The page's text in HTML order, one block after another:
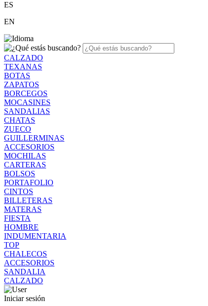
ES
EN
CALZADO
TEXANAS
BOTAS
ZAPATOS
BORCEGOS
MOCASINES
SANDALIAS
CHATAS
ZUECO
GUILLERMINAS
ACCESORIOS
MOCHILAS
CARTERAS
BOLSOS
PORTAFOLIO
CINTOS
BILLETERAS
MATERAS
FIESTA
HOMBRE
INDUMENTARIA
TOP
CHALECOS
ACCESORIOS
SANDALIA
CALZADO
Iniciar sesión